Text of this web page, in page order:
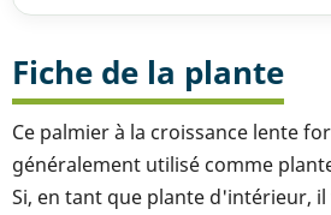
Fiche de la plante
Ce palmier à la croissance lente
généralement utilisé comme
Si, en tant que plante d'intérieur,